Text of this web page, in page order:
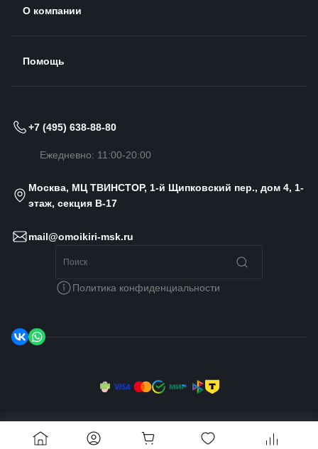
О компании
Помощь
+7 (495) 638-88-80
Ежедневно: 11:00-20:00
Москва, МЦ ТВИНСТОР, 1-й Щипковский пер., дом 4, 1-
этаж, секция B-17
mail@omoikiri-msk.ru
Политика конфиденциальности